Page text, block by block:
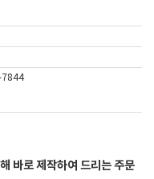
바로 제작하여 드리는 주문